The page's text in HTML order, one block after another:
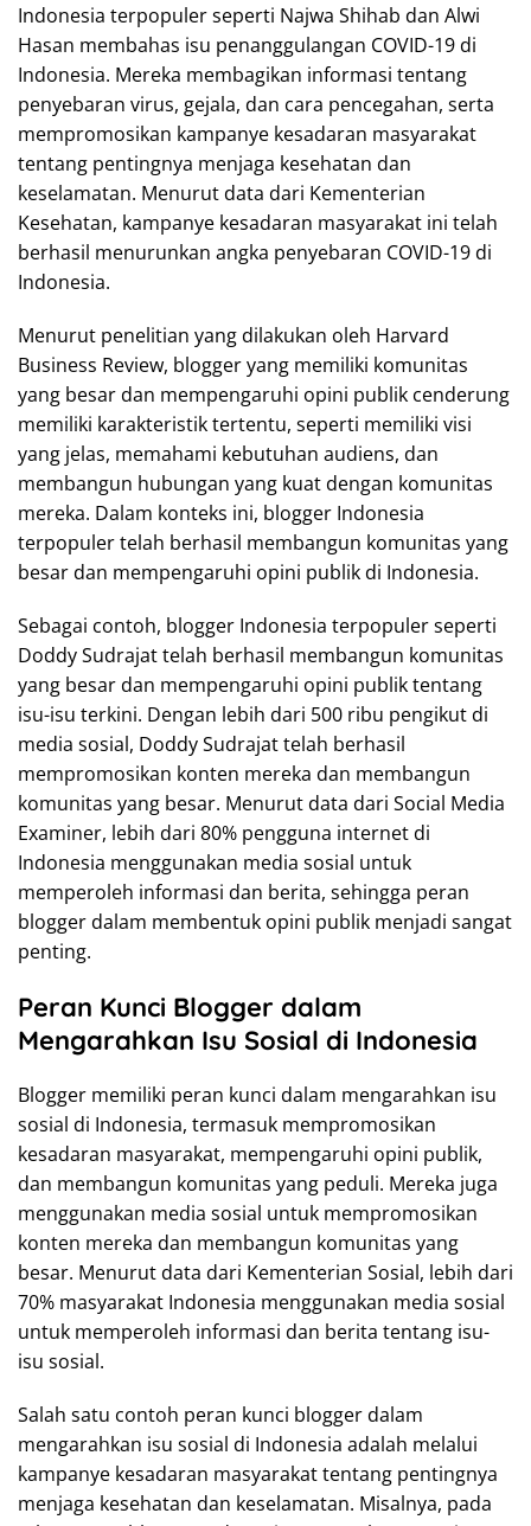
Indonesia terpopuler seperti Najwa Shihab dan Alwi
Hasan membahas isu penanggulangan COVID-19 di
Indonesia. Mereka membagikan informasi tentang
penyebaran virus, gejala, dan cara pencegahan, serta
mempromosikan kampanye kesadaran masyarakat
tentang pentingnya menjaga kesehatan dan
keselamatan. Menurut data dari Kementerian
Kesehatan, kampanye kesadaran masyarakat ini telah
berhasil menurunkan angka penyebaran COVID-19 di
Indonesia.
Menurut penelitian yang dilakukan oleh Harvard
Business Review, blogger yang memiliki komunitas
yang besar dan mempengaruhi opini publik cenderung
memiliki karakteristik tertentu, seperti memiliki visi
yang jelas, memahami kebutuhan audiens, dan
membangun hubungan yang kuat dengan komunitas
mereka. Dalam konteks ini, blogger Indonesia
terpopuler telah berhasil membangun komunitas yang
besar dan mempengaruhi opini publik di Indonesia.
Sebagai contoh, blogger Indonesia terpopuler seperti
Doddy Sudrajat telah berhasil membangun komunitas
yang besar dan mempengaruhi opini publik tentang
isu-isu terkini. Dengan lebih dari 500 ribu pengikut di
media sosial, Doddy Sudrajat telah berhasil
mempromosikan konten mereka dan membangun
komunitas yang besar. Menurut data dari Social Media
Examiner, lebih dari 80% pengguna internet di
Indonesia menggunakan media sosial untuk
memperoleh informasi dan berita, sehingga peran
blogger dalam membentuk opini publik menjadi sangat
penting.
Peran Kunci Blogger dalam
Mengarahkan Isu Sosial di Indonesia
Blogger memiliki peran kunci dalam mengarahkan isu
sosial di Indonesia, termasuk mempromosikan
kesadaran masyarakat, mempengaruhi opini publik,
dan membangun komunitas yang peduli. Mereka juga
menggunakan media sosial untuk mempromosikan
konten mereka dan membangun komunitas yang
besar. Menurut data dari Kementerian Sosial, lebih dari
70% masyarakat Indonesia menggunakan media sosial
untuk memperoleh informasi dan berita tentang isu-
isu sosial.
Salah satu contoh peran kunci blogger dalam
mengarahkan isu sosial di Indonesia adalah melalui
kampanye kesadaran masyarakat tentang pentingnya
menjaga kesehatan dan keselamatan. Misalnya, pada